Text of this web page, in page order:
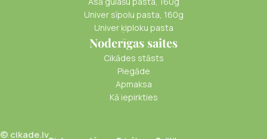
Univer sīpolu pasta, 160g
Univer ķiploku pasta
Noderīgas saites
Cikādes stāsts
Piegāde
Apmaksa
Kā iepirkties
© cikade.lv